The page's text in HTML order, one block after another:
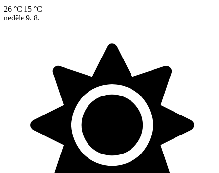
26 °C 15 °C
neděle 9. 8.